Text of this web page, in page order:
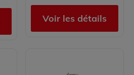
Voir les détails